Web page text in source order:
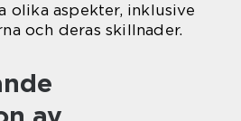
olika aspekter, inklusive
och deras skillnader.